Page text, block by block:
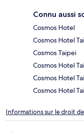
Connu aussi
Cosmos Hotel
Cosmos Hotel
Cosmos Taipei
Cosmos Hotel
Cosmos Hotel
Cosmos Hotel
Informations sur le droit